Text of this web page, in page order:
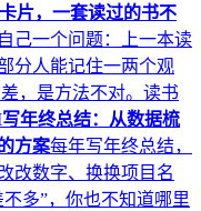
片，一套读过的书不
己一个问题：上一本读
分人能记住一两个观
，是方法不对。读书
年终总结：从数据梳
方案每年写年终总结，
改数字、换换项目名
多”，你也不知道哪里